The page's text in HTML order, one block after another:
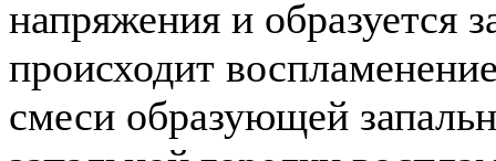
напряжения и образуется
происходит
смеси образующей